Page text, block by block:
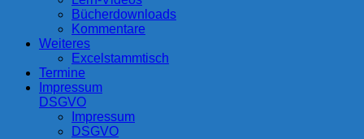
Bücherdownloads
Kommentare
Weiteres
Excelstammtisch
Termine
Impressum
DSGVO
Impressum
DSGVO